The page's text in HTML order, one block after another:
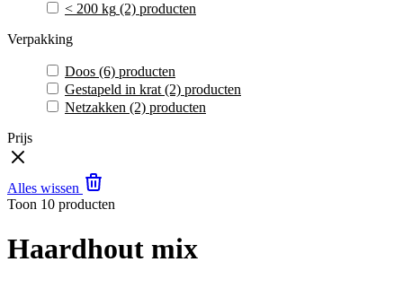
< 200 kg (2) producten
Verpakking
Doos (6) producten
Gestapeld in krat (2) producten
Netzakken (2) producten
Prijs
Alles wissen
Toon 10 producten
Haardhout mix